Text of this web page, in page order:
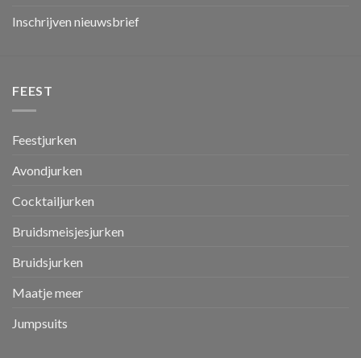
Inschrijven nieuwsbrief
FEEST
Feestjurken
Avondjurken
Cocktailjurken
Bruidsmeisjesjurken
Bruidsjurken
Maatje meer
Jumpsuits